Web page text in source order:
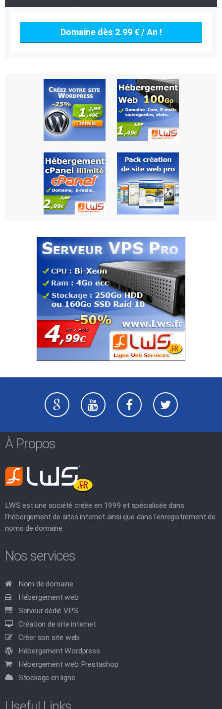
Domaine dès 2.99 € / An !
À Propos
LWS est une société créée en 1999 et spécialisée dans
l'hébergement de sites internet ainsi que dans l'enregistrement de
noms de domaine.
Nos services
Nom de domaine
Hébergement web
Serveur dédié VPS
Création de site internet
Créer son site web
Hébergement Wordpress
Hébergement web Prestashop
Stockage en ligne